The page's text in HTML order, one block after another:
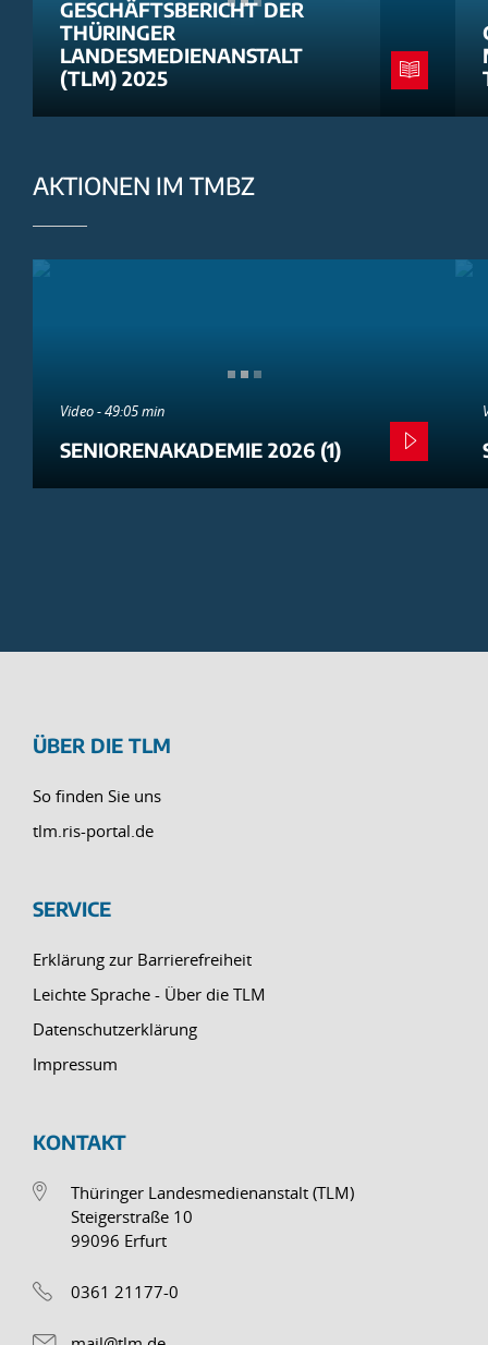
GESCHÄFTSBERICHT DER
THÜRINGER
LANDESMEDIENANSTALT
(TLM) 2025
AKTIONEN IM TMBZ
Video - 49:05 min
SENIORENAKADEMIE 2026 (1)
ÜBER DIE TLM
So finden Sie uns
tlm.ris-portal.de
SERVICE
Erklärung zur Barrierefreiheit
Leichte Sprache - Über die TLM
Datenschutzerklärung
Impressum
KONTAKT
Thüringer Landesmedienanstalt (TLM)
Steigerstraße 10
99096 Erfurt
0361 21177-0